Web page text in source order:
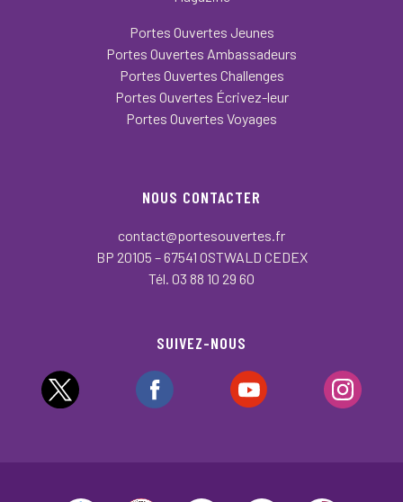
Portes Ouvertes Jeunes
Portes Ouvertes Ambassadeurs
Portes Ouvertes Challenges
Portes Ouvertes Écrivez-leur
Portes Ouvertes Voyages
NOUS CONTACTER
contact@portesouvertes.fr
BP 20105 – 67541 OSTWALD CEDEX
Tél. 03 88 10 29 60
SUIVEZ-NOUS